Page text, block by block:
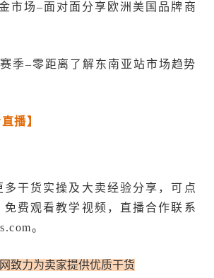
市场–面对面分享欧洲美国品牌商
季–零距离了解东南亚站市场趋势
播】
多干货实操及大卖经验分享，可点
免费观看教学视频，直播合作联系
。
致力为卖家提供优质干货